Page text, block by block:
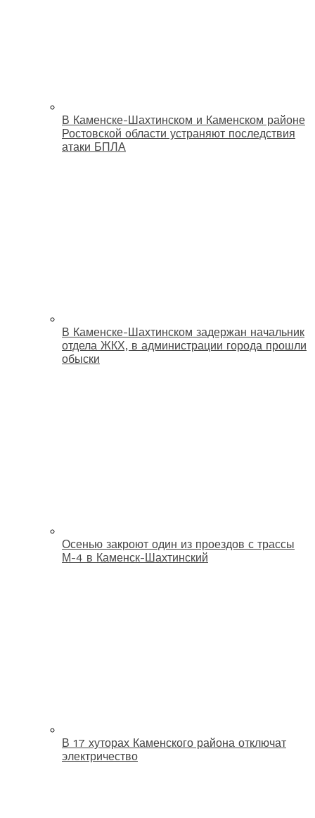
В Каменске-Шахтинском и Каменском районе
Ростовской области устраняют последствия
атаки БПЛА
В Каменске-Шахтинском задержан начальник
отдела ЖКХ, в администрации города прошли
обыски
Осенью закроют один из проездов с трассы
М-4 в Каменск-Шахтинский
В 17 хуторах Каменского района отключат
электричество